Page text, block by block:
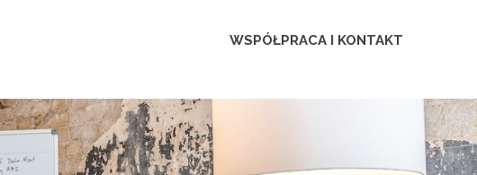
WSPÓŁPRACA I KONTAKT